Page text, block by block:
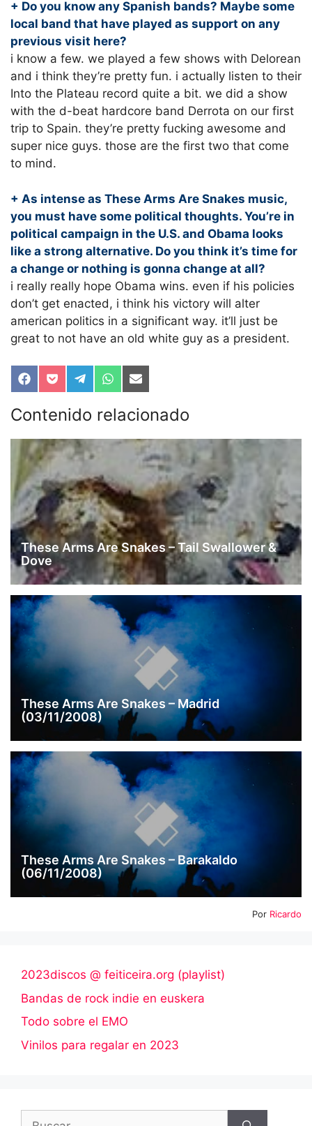
+ Do you know any Spanish bands? Maybe some
local band that have played as support on any
previous visit here?
i know a few. we played a few shows with Delorean
and i think they’re pretty fun. i actually listen to their
Into the Plateau record quite a bit. we did a show
with the d-beat hardcore band Derrota on our first
trip to Spain. they’re pretty fucking awesome and
super nice guys. those are the first two that come
to mind.
+ As intense as These Arms Are Snakes music,
you must have some political thoughts. You’re in
political campaign in the U.S. and Obama looks
like a strong alternative. Do you think it’s time for
a change or nothing is gonna change at all?
i really really hope Obama wins. even if his policies
don’t get enacted, i think his victory will alter
american politics in a significant way. it’ll just be
great to not have an old white guy as a president.
Compartir
en
Facebook
Compartir
en
Pocket
Compartir
en
Telegram
Compartir
en
WhatsApp
Compartir
en
Email
Contenido relacionado
These Arms Are Snakes – Tail Swallower &
Dove
These Arms Are Snakes – Madrid
(03/11/2008)
These Arms Are Snakes – Barakaldo
(06/11/2008)
Por Ricardo
2023discos @ feiticeira.org (playlist)
Bandas de rock indie en euskera
Todo sobre el EMO
Vinilos para regalar en 2023